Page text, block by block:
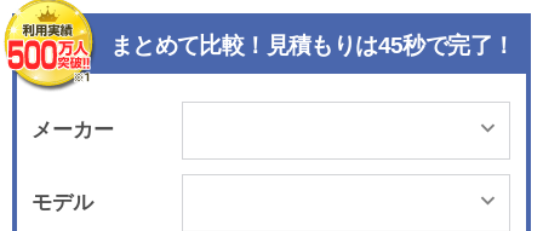
クトになった2.3リッターに換装されている。これ
によって20%以上の出力向上と優れた燃費性能を
実現したという。このほか、サスペンションやオ
ートマチック・トランスミッションといった基本
性能の向上、新素材シート表皮の採用など、内外
装が変更されている。
まとめて比較！見積もりは45秒で完了！
メーカー
モデル